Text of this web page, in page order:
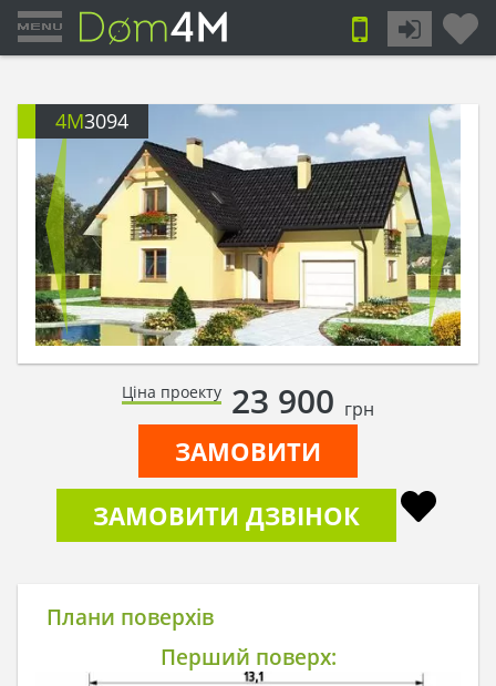
4M3094
Ціна проекту 23 900 грн
ЗАМОВИТИ
ЗАМОВИТИ ДЗВІНОК
Плани поверхів
Перший поверх: